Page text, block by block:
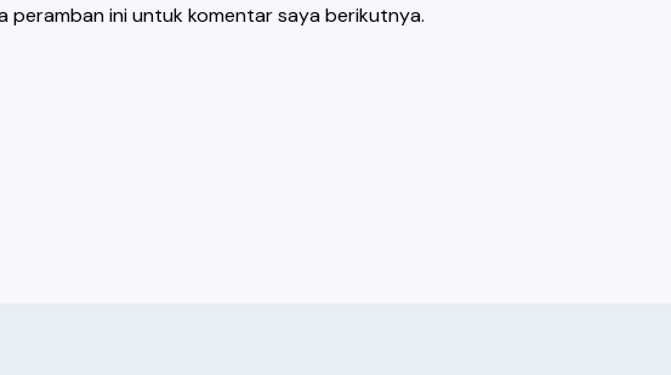
peramban ini untuk komentar saya berikutnya.